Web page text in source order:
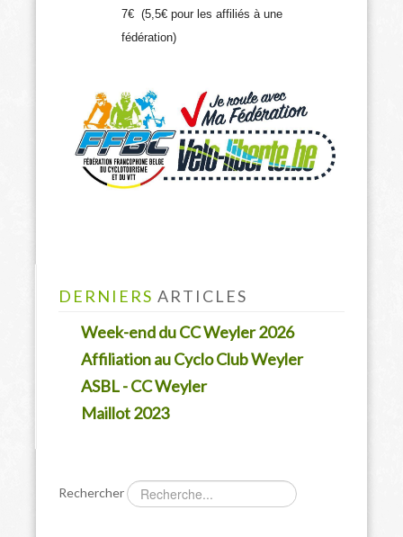
7€ (5,5€ pour les affiliés à une
fédération)
DERNIERS ARTICLES
Week-end du CC Weyler 2026
Affiliation au Cyclo Club Weyler
ASBL - CC Weyler
Maillot 2023
Rechercher